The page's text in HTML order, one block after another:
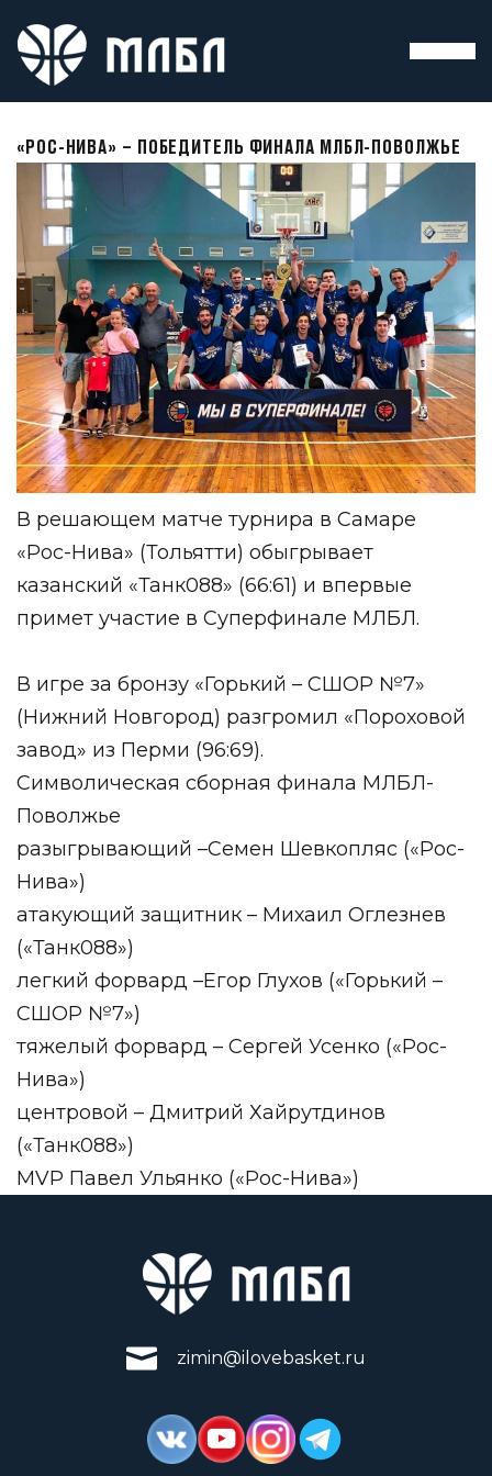
«РОС-НИВА» – ПОБЕДИТЕЛЬ ФИНАЛА МЛБЛ-ПОВОЛЖЬЕ
В решающем матче турнира в Самаре
«Рос-Нива» (Тольятти) обыгрывает
казанский «Танк088» (66:61) и впервые
примет участие в Суперфинале МЛБЛ.
В игре за бронзу «Горький – СШОР №7»
(Нижний Новгород) разгромил «Пороховой
завод» из Перми (96:69).
Символическая сборная финала МЛБЛ-
Поволжье
разыгрывающий –Семен Шевкопляс («Рос-
Нива»)
атакующий защитник – Михаил Оглезнев
(«Танк088»)
легкий форвард –Егор Глухов («Горький –
СШОР №7»)
тяжелый форвард – Сергей Усенко («Рос-
Нива»)
центровой – Дмитрий Хайрутдинов
(«Танк088»)
MVP Павел Ульянко («Рос-Нива»)
zimin@ilovebasket.ru